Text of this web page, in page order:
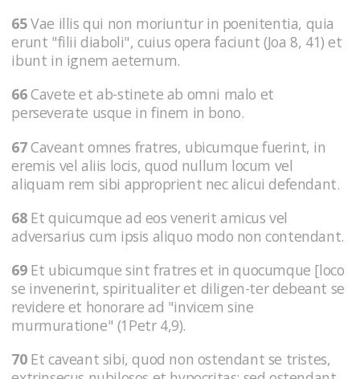
65Vae illis qui non moriuntur in poenitentia, quia
erunt "filii diaboli", cuius opera faciunt (Joa 8, 41) et
ibunt in ignem aeternum.
66Cavete et ab-stinete ab omni malo et
perseverate usque in finem in bono.
67Caveant omnes fratres, ubicumque fuerint, in
eremis vel aliis locis, quod nullum locum vel
aliquam rem sibi approprient nec alicui defendant.
68Et quicumque ad eos venerit amicus vel
adversarius cum ipsis aliquo modo non contendant.
69Et ubicumque sint fratres et in quocumque [loco
se invenerint, spiritualiter et diligen-ter debeant se
revidere et honorare ad "invicem sine
murmuratione" (1Petr 4,9).
70Et caveant sibi, quod non ostendant se tristes,